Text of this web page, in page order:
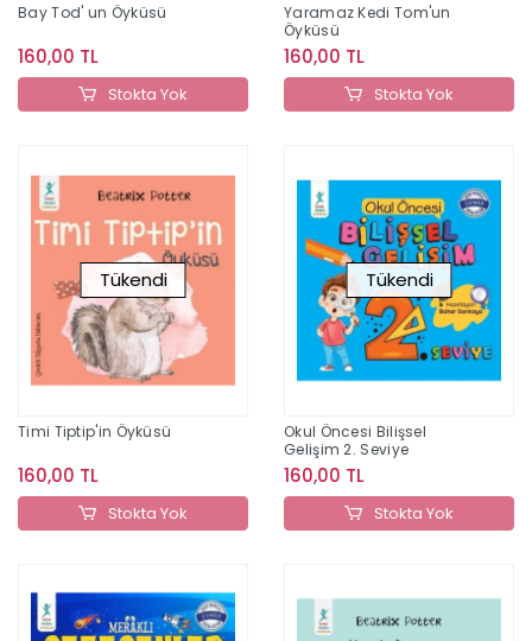
Bay Tod' un Öyküsü
160,00 TL
Stokta Yok
Yaramaz Kedi Tom'un
Öyküsü
160,00 TL
Stokta Yok
Tükendi
Timi Tiptip'in Öyküsü
160,00 TL
Stokta Yok
Tükendi
Okul Öncesi Bilişsel
Gelişim 2. Seviye
160,00 TL
Stokta Yok